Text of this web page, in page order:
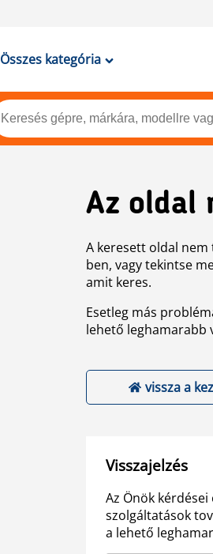
Összes kategória
Az oldal
A keresett oldal nem
ben, vagy tekintse
amit keres.
Esetleg más
lehető leghamarabb
vissza a
Visszajelzés
Az Önök
szolgáltatások
a lehető